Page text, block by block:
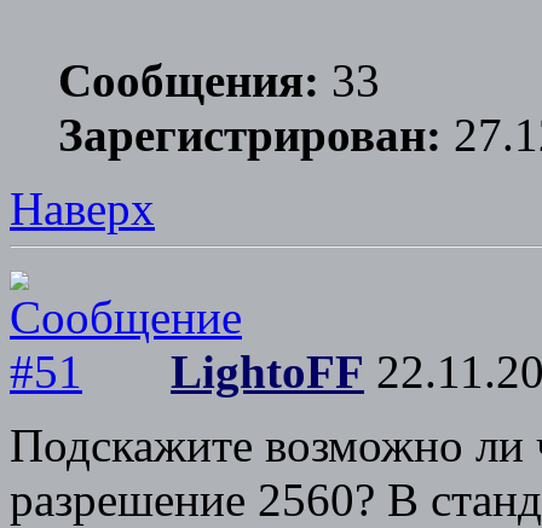
Сообщения: 33
Зарегистрирован:
Наверх
LightoFF
Подскажите возможно ли
разрешение 2560? В